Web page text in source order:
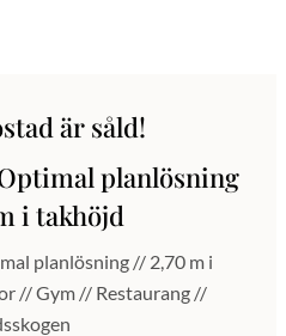
är såld!
planlösning
i takhöjd
planlösning // 2,70 m i
// Gym // Restaurang //